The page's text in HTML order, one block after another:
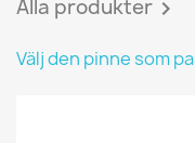
Alla produkter 
Välj den pinne som